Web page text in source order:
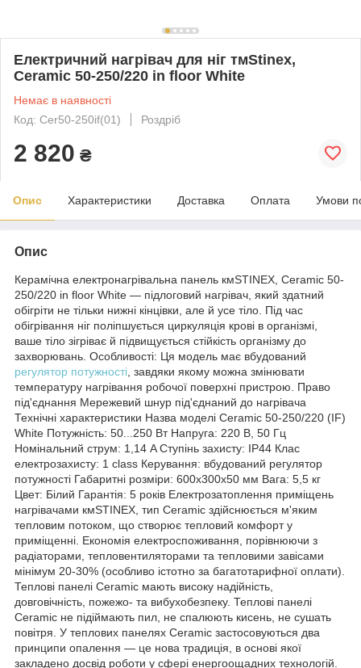
Електричний нагрівач для ніг тмStinex,
Ceramic 50-250/220 in floor White
Немає в наявності
Код: Cer50-250if(01)
Роздріб
2 820 ₴
Опис Характеристики Доставка Оплата Умови
Опис
Керамічна електронагрівальна панель кмSTINEX, Ceramic 50-
250/220 in floor White — підлоговий нагрівач, який здатний
обігріти не тільки нижні кінцівки, але й усе тіло. Під час
обігрівання ніг поліпшується циркуляція крові в організмі,
ваше тіло зігріває й підвищується стійкість організму до
захворювань. Особливості: Ця модель має вбудований
регулятор потужності , завдяки якому можна змінювати
температуру нагрівання робочої поверхні пристрою. Право
під'єднання Мережевий шнур під'єднаний до нагрівача
Технічні характеристики Назва моделі Ceramic 50-250/220 (IF)
White Потужність: 50...250 Вт Напруга: 220 В, 50 Гц
Номінальний струм: 1,14 A Ступінь захисту: IP44 Клас
електрозахисту: 1 class Керування: вбудований регулятор
потужності Габаритні розміри: 600х300х50 мм Вага: 5,5 кг
Цвет: Білий Гарантія: 5 років Електрозатоплення приміщень
нагрівачами кмSTINEX, тип Ceramic здійснюється м'яким
тепловим потоком, що створює тепловий комфорт у
приміщенні. Економія електроспоживання, порівнюючи з
радіаторами, тепловентиляторами та тепловими завісами
мінімум 20-30% (особливо істотно за багатотарифної оплати).
Теплові панелі Ceramic мають високу надійність,
довговічність, пожежо- та вибухобезпеку. Теплові панелі
Ceramic не підіймають пил, не спалюють кисень, не сушать
повітря. У теплових панелях Ceramic застосовуються два
принципи опалення — це нова традиція, в основі якої
закладено досвід роботи у сфері енергоощадних технологій.